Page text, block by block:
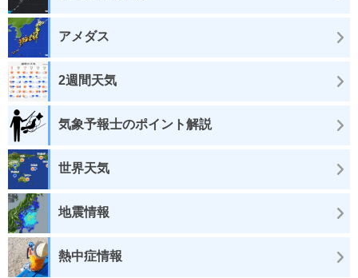
アメダス
2週間天気
気象予報士のポイント解説
世界天気
地震情報
熱中症情報